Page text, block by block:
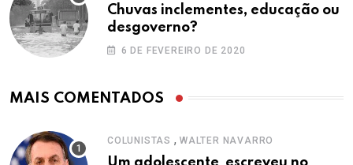
Chuvas inclementes, educação ou
desgoverno?
6 DE FEVEREIRO DE 2020
MAIS COMENTADOS
COLUNISTAS , WALTER NAVARRO